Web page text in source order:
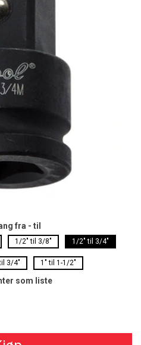
fra - til
1/2" til 3/8" 1/2" til 3/4"
3/4" 1" til 1-1/2"
som liste